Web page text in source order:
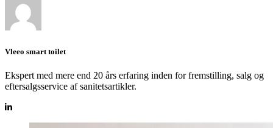
Vleeo smart toilet
Ekspert med mere end 20 års erfaring inden for fremstilling, salg og
eftersalgsservice af sanitetsartikler.